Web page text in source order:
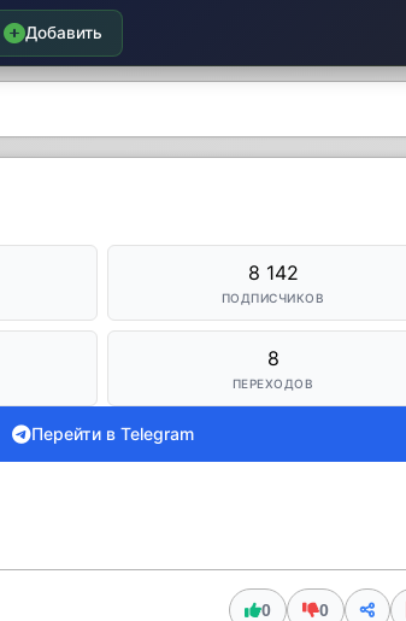
Добавить
8 142
ПОДПИСЧИКОВ
8
ПЕРЕХОДОВ
Перейти в Telegram
0 0